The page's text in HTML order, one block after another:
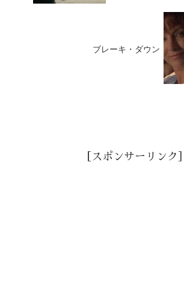
ブレーキ・ダウン
［スポンサーリンク］